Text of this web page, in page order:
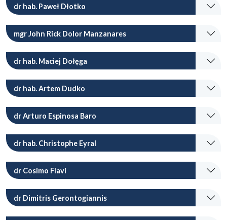
dr hab. Paweł Dłotko
mgr John Rick Dolor Manzanares
dr hab. Maciej Dołęga
dr hab. Artem Dudko
dr Arturo Espinosa Baro
dr hab. Christophe Eyral
dr Cosimo Flavi
dr Dimitris Gerontogiannis